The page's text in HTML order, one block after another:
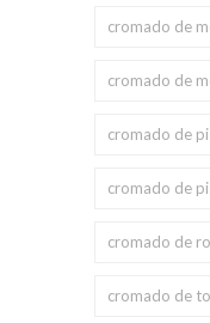
cromado de
cromado de
cromado de
cromado de
cromado de
cromado de